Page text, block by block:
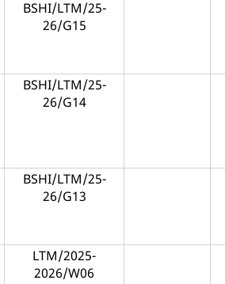
BSHI/LTM/25-
26/G15
BSHI/LTM/25-
26/G14
BSHI/LTM/25-
26/G13
LTM/2025-
2026/W06